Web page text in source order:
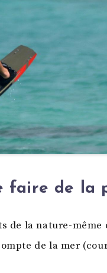
faire de la
de la nature-
de la mer